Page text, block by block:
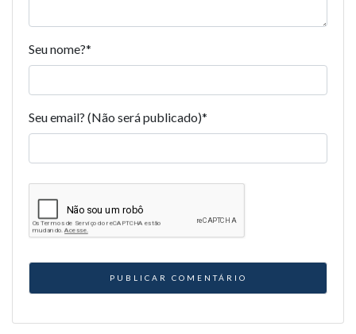
Seu nome?*
Seu email? (Não será publicado)*